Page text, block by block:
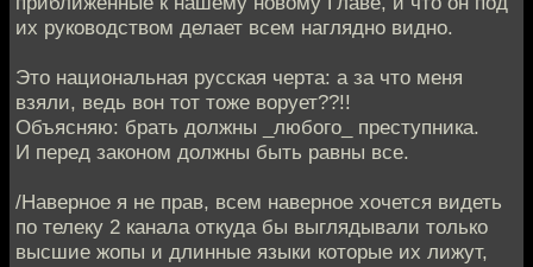
их руководством делает всем наглядно видно.
Это национальная русская черта: а за что меня
взяли, ведь вон тот тоже ворует??!!
Объясняю: брать должны _любого_ преступника.
И перед законом должны быть равны все.
/Наверное я не прав, всем наверное хочется видеть
по телеку 2 канала откуда бы выглядывали только
высшие жопы и длинные языки которые их лижут,